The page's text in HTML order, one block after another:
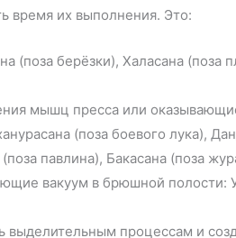
время их выполнения. Это:
(поза берёзки), Халасана (поза
мышц пресса или
(поза боевого лука),
павлина), Бакасана (поза
вакуум в брюшной полости:
выделительным процессам и